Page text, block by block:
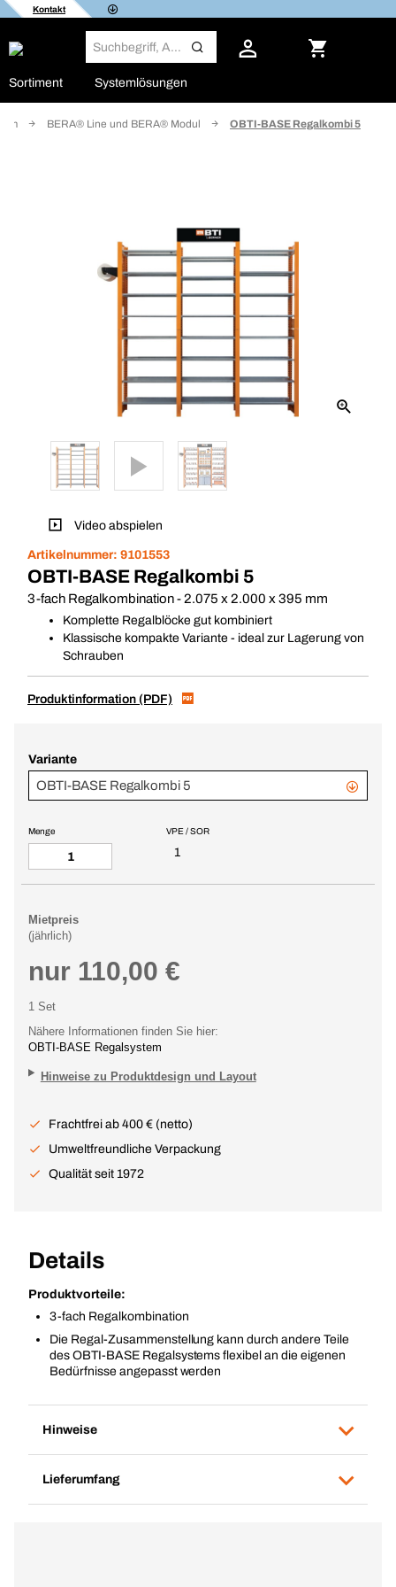
Kontakt
Sortiment Systemlösungen
BERA® Line und BERA® Modul OBTI-BASE Regalkombi 5
Video abspielen
Artikelnummer: 9101553
OBTI-BASE Regalkombi 5
3-fach Regalkombination - 2.075 x 2.000 x 395 mm
Komplette Regalblöcke gut kombiniert
Klassische kompakte Variante - ideal zur Lagerung von
Schrauben
Produktinformation (PDF)
Variante
OBTI-BASE Regalkombi 5
VPE / SOR
1
Menge
Mietpreis
(jährlich)
nur 110,00 €
1 Set
Nähere Informationen finden Sie hier:
OBTI-BASE Regalsystem
Hinweise zu Produktdesign und Layout
Frachtfrei ab 400 € (netto)
Umweltfreundliche Verpackung
Qualität seit 1972
Details
Produktvorteile:
3-fach Regalkombination
Die Regal-Zusammenstellung kann durch andere Teile
des OBTI-BASE Regalsystems flexibel an die eigenen
Bedürfnisse angepasst werden
Hinweise
Lieferumfang